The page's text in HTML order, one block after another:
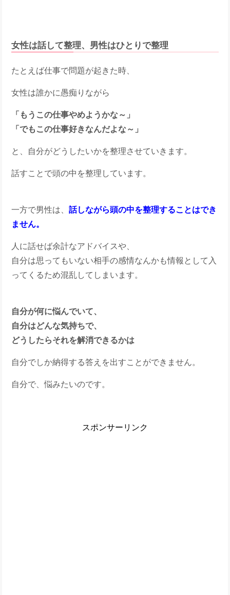
女性は話して整理、男性はひとりで整理
たとえば仕事で問題が起きた時、
女性は誰かに愚痴りながら
「もうこの仕事やめようかな～」
「でもこの仕事好きなんだよな～」
と、自分がどうしたいかを整理させていきます。
話すことで頭の中を整理しています。
一方で男性は、話しながら頭の中を整理することはでき
ません。
人に話せば余計なアドバイスや、
自分は思ってもいない相手の感情なんかも情報として入
ってくるため混乱してしまいます。
自分が何に悩んでいて、
自分はどんな気持ちで、
どうしたらそれを解消できるかは
自分でしか納得する答えを出すことができません。
自分で、悩みたいのです。
スポンサーリンク